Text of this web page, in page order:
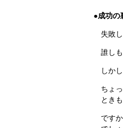
●成功の
失敗し
誰しも
しかし
ちょっ
ときも
ですか